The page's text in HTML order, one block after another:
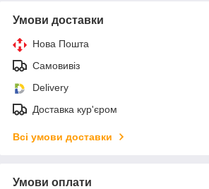
Умови доставки
Нова Пошта
Самовивіз
Delivery
Доставка кур'єром
Всі умови доставки
Умови оплати